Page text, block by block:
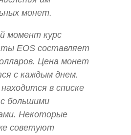
монет.
момент курс
EOS составляет
Цена монет
с каждым днем.
в списке
большими
Некоторые
советуют